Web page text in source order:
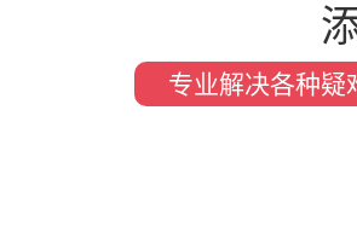
专业解决各种疑